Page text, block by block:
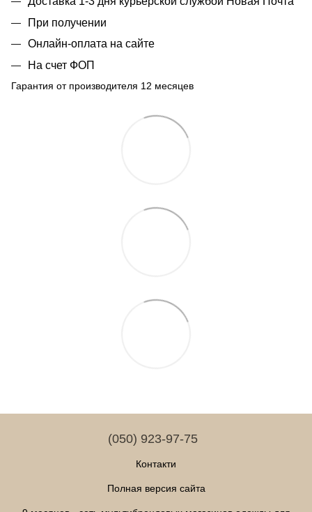
При получении
Онлайн-оплата на сайте
На счет ФОП
Гарантия от производителя 12 месяцев
(050) 923-97-75
Контакти
Полная версия сайта